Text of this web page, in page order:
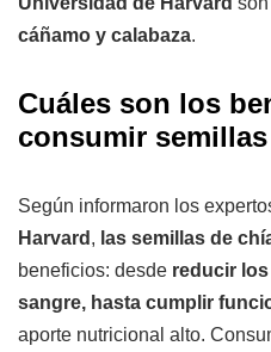
cáñamo y calabaza.
Cuáles son los
consumir semillas
Según informaron los
Harvard , las semillas de
beneficios: desde reducir
sangre, hasta cumplir
aporte nutricional alto.